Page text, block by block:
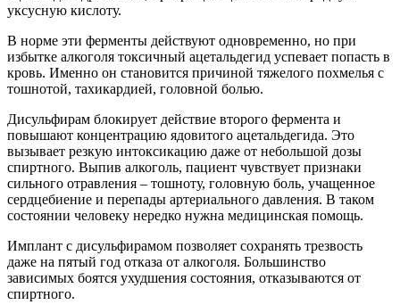
уксусную кислоту.
В норме эти ферменты действуют одновременно, но при
избытке алкоголя токсичный ацетальдегид успевает попасть в
кровь. Именно он становится причиной тяжелого похмелья с
тошнотой, тахикардией, головной болью.
Дисульфирам блокирует действие второго фермента и
повышают концентрацию ядовитого ацетальдегида. Это
вызывает резкую интоксикацию даже от небольшой дозы
спиртного. Выпив алкоголь, пациент чувствует признаки
сильного отравления – тошноту, головную боль, учащенное
сердцебиение и перепады артериального давления. В таком
состоянии человеку нередко нужна медицинская помощь.
Имплант с дисульфирамом позволяет сохранять трезвость
даже на пятый год отказа от алкоголя. Большинство
зависимых боятся ухудшения состояния, отказываются от
спиртного.